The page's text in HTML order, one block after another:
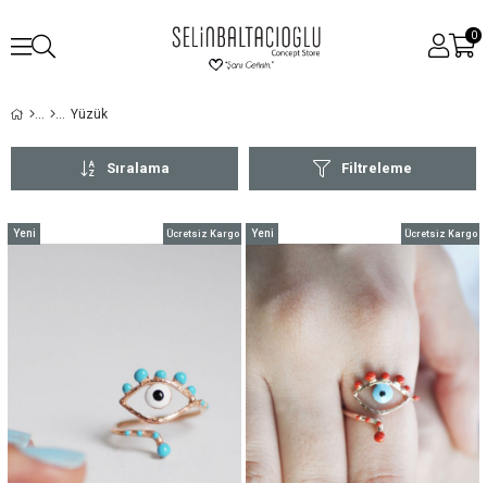
0
Yüzük
Filtreleme
Sıralama
Ücretsiz Kargo
Yeni
Ücretsiz Kargo
Yeni